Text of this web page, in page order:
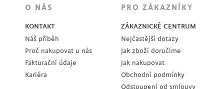
O NÁS
KONTAKT
Náš příběh
Proč nakupovat u nás
Fakturační údaje
Kariéra
PRO ZÁKAZNÍKY
ZÁKAZNICKÉ CENTRUM
Nejčastější dotazy
Jak zboží doručíme
Jak nakupovat
Obchodní podmínky
Odstoupení od smlouvy